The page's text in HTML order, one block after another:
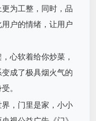
为工整，同时，品
户的情绪，让用户
心软着给你炒菜，
成了极具烟火气的
。
，门里是家，小小